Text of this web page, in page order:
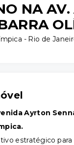
NA AV.
- Rio de
Ayrton
estratégico